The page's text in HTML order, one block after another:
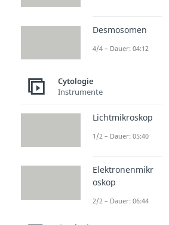
Fortlaufender
Ribosomen
wird die
weiter
vollständig ist.
Sobald das
fertiggestellt hat,
inneren Bereich
weitergeleitet,
Desmosomen
4/4 – Dauer: 04:12
Cytologie
Instrumente
Lichtmikroskop
1/2 – Dauer: 05:40
Elektronenmikr
oskop
2/2 – Dauer: 06:44